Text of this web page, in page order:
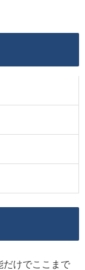
だけでここまで